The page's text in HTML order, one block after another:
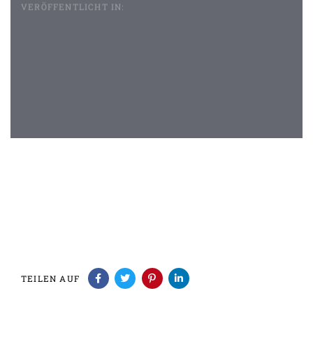
VERÖFFENTLICHT IN:
TEILEN AUF